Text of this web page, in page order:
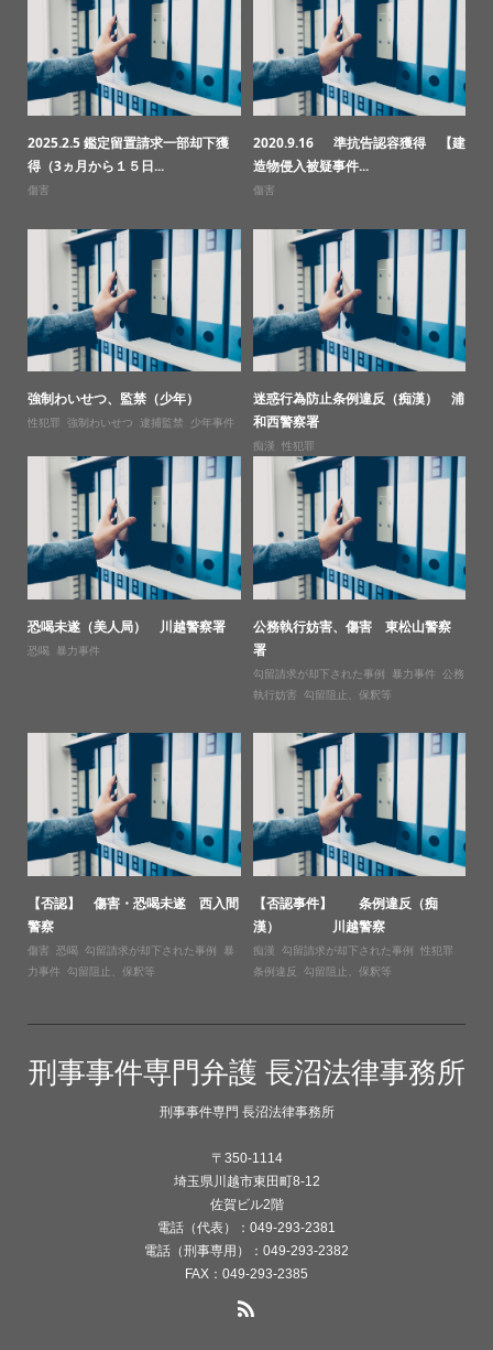
2025.2.5 鑑定留置請求一部却下獲
得（3ヵ月から１５日...
傷害
2020.9.16 準抗告認容獲得 【建
造物侵入被疑事件...
傷害
強制わいせつ、監禁（少年）
性犯罪 強制わいせつ 逮捕監禁 少年事件
迷惑行為防止条例違反（痴漢） 浦
和西警察署
痴漢 性犯罪
恐喝未遂（美人局） 川越警察署
恐喝 暴力事件
公務執行妨害、傷害 東松山警察
署
勾留請求が却下された事例 暴力事件
公務
執行妨害
勾留阻止、保釈等
【否認】 傷害・恐喝未遂 西入間
警察
傷害 恐喝 勾留請求が却下された事例
暴
力事件
勾留阻止、保釈等
【否認事件】 条例違反（痴
漢） 川越警察
痴漢 勾留請求が却下された事例 性犯罪
条例違反
勾留阻止、保釈等
刑事事件専門弁護 長沼法律事務所
刑事事件専門 長沼法律事務所
〒350-1114
埼玉県川越市東田町8-12
佐賀ビル2階
電話（代表）：049-293-2381
電話（刑事専用）：049-293-2382
FAX：049-293-2385